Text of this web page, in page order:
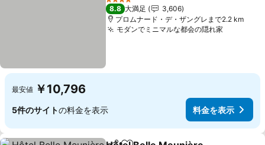
4 ホテルのランク
8.8 大満足
3,606
プロムナード・デ・ザングレまで2.2 km
モダンでミニマルな都会の隠れ家
最安値 ￥10,796
5件のサイトの料金を表示 料金を表示